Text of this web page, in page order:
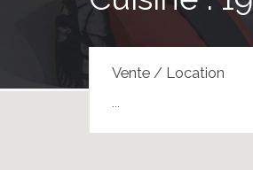
Vente / Location